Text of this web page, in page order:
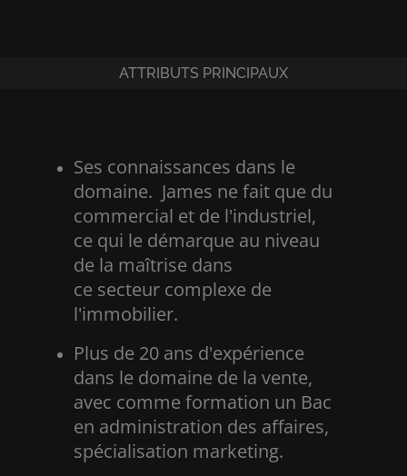
ATTRIBUTS PRINCIPAUX
Ses connaissances dans le
domaine. James ne fait que du
commercial et de l'industriel,
ce qui le démarque au niveau
de la maîtrise dans
ce secteur complexe de
l'immobilier.
Plus de 20 ans d'expérience
dans le domaine de la vente,
avec comme formation un Bac
en administration des affaires,
spécialisation marketing.